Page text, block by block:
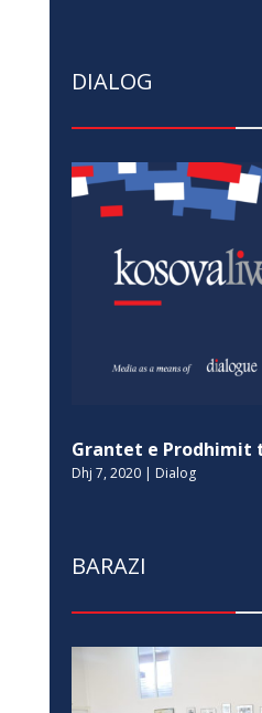
DIALOG
Grantet e Prodhimit
Dhj 7, 2020| Dialog
BARAZI